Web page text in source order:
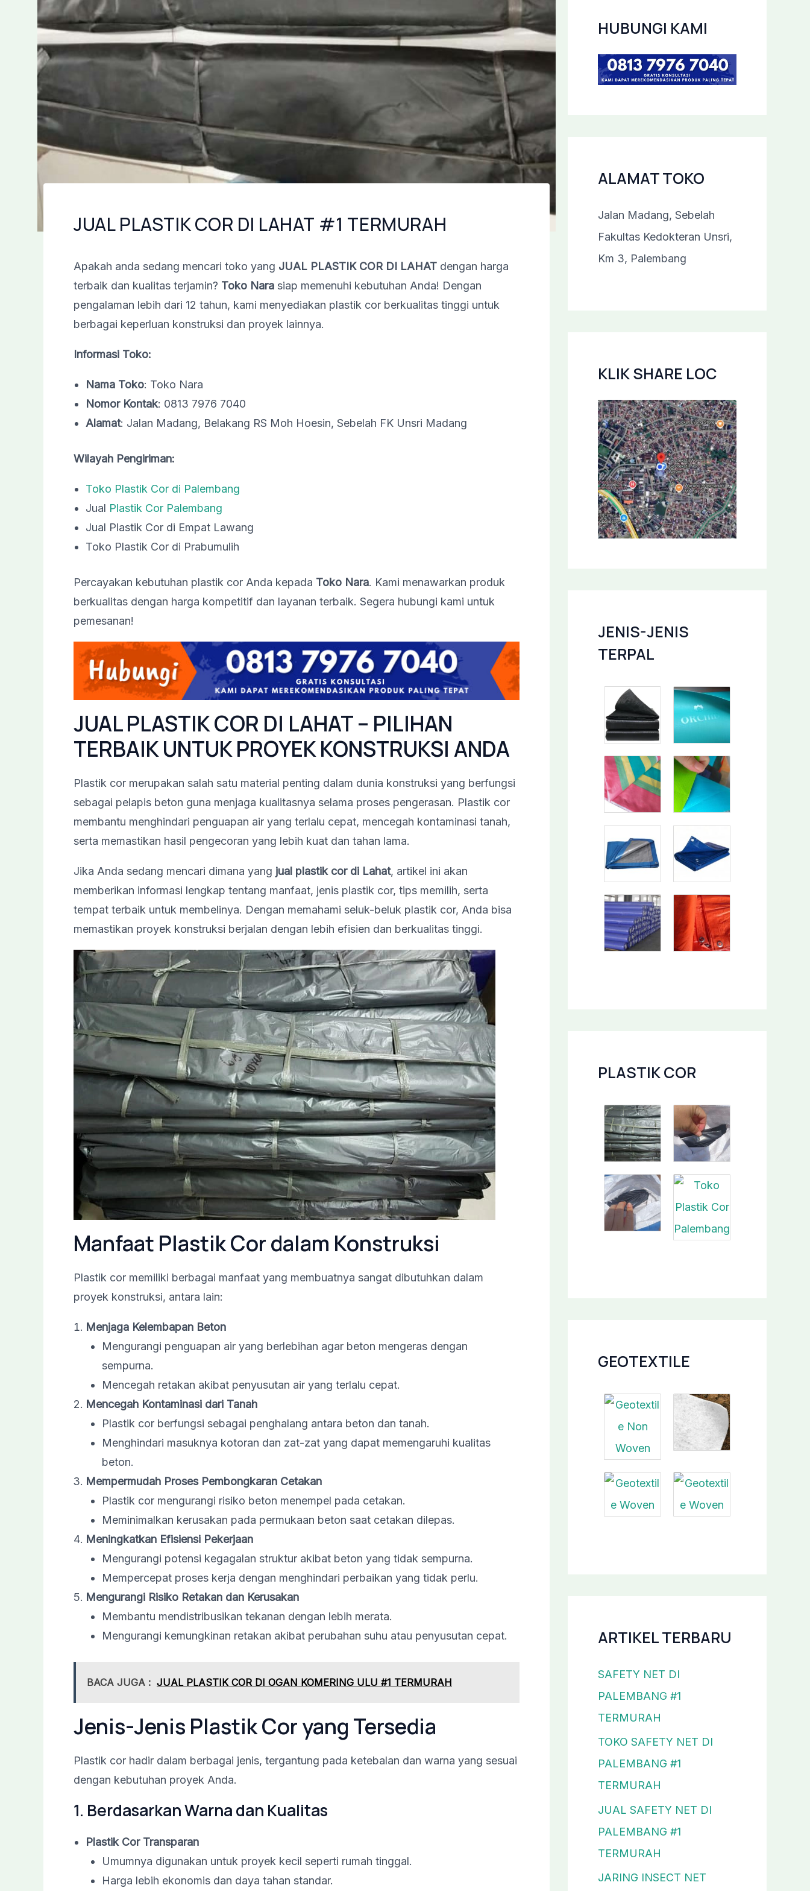
JUAL PLASTIK COR DI LAHAT #1 TERMURAH
Apakah anda sedang mencari toko yang JUAL PLASTIK COR DI LAHAT dengan harga
terbaik dan kualitas terjamin? Toko Nara siap memenuhi kebutuhan Anda! Dengan
pengalaman lebih dari 12 tahun, kami menyediakan plastik cor berkualitas tinggi untuk
berbagai keperluan konstruksi dan proyek lainnya.
Informasi Toko:
Nama Toko: Toko Nara
Nomor Kontak: 0813 7976 7040
Alamat: Jalan Madang, Belakang RS Moh Hoesin, Sebelah FK Unsri Madang
Wilayah Pengiriman:
Toko Plastik Cor di Palembang
Jual Plastik Cor Palembang
Jual Plastik Cor di Empat Lawang
Toko Plastik Cor di Prabumulih
Percayakan kebutuhan plastik cor Anda kepada Toko Nara. Kami menawarkan produk
berkualitas dengan harga kompetitif dan layanan terbaik. Segera hubungi kami untuk
pemesanan!
JUAL PLASTIK COR DI LAHAT – PILIHAN
TERBAIK UNTUK PROYEK KONSTRUKSI ANDA
Plastik cor merupakan salah satu material penting dalam dunia konstruksi yang berfungsi
sebagai pelapis beton guna menjaga kualitasnya selama proses pengerasan. Plastik cor
membantu menghindari penguapan air yang terlalu cepat, mencegah kontaminasi tanah,
serta memastikan hasil pengecoran yang lebih kuat dan tahan lama.
Jika Anda sedang mencari dimana yang jual plastik cor di Lahat, artikel ini akan
memberikan informasi lengkap tentang manfaat, jenis plastik cor, tips memilih, serta
tempat terbaik untuk membelinya. Dengan memahami seluk-beluk plastik cor, Anda bisa
memastikan proyek konstruksi berjalan dengan lebih efisien dan berkualitas tinggi.
Manfaat Plastik Cor dalam Konstruksi
Plastik cor memiliki berbagai manfaat yang membuatnya sangat dibutuhkan dalam
proyek konstruksi, antara lain:
Menjaga Kelembapan Beton
Mengurangi penguapan air yang berlebihan agar beton mengeras dengan
sempurna.
Mencegah retakan akibat penyusutan air yang terlalu cepat.
Mencegah Kontaminasi dari Tanah
Plastik cor berfungsi sebagai penghalang antara beton dan tanah.
Menghindari masuknya kotoran dan zat-zat yang dapat memengaruhi kualitas
beton.
Mempermudah Proses Pembongkaran Cetakan
Plastik cor mengurangi risiko beton menempel pada cetakan.
Meminimalkan kerusakan pada permukaan beton saat cetakan dilepas.
Meningkatkan Efisiensi Pekerjaan
Mengurangi potensi kegagalan struktur akibat beton yang tidak sempurna.
Mempercepat proses kerja dengan menghindari perbaikan yang tidak perlu.
Mengurangi Risiko Retakan dan Kerusakan
Membantu mendistribusikan tekanan dengan lebih merata.
Mengurangi kemungkinan retakan akibat perubahan suhu atau penyusutan cepat.
BACA JUGA : JUAL PLASTIK COR DI OGAN KOMERING ULU #1 TERMURAH
Jenis-Jenis Plastik Cor yang Tersedia
Plastik cor hadir dalam berbagai jenis, tergantung pada ketebalan dan warna yang sesuai
dengan kebutuhan proyek Anda.
1. Berdasarkan Warna dan Kualitas
Plastik Cor Transparan
Umumnya digunakan untuk proyek kecil seperti rumah tinggal.
Harga lebih ekonomis dan daya tahan standar.
HUBUNGI KAMI
ALAMAT TOKO
Jalan Madang, Sebelah
Fakultas Kedokteran Unsri,
Km 3, Palembang
KLIK SHARE LOC
JENIS-JENIS
TERPAL
PLASTIK COR
GEOTEXTILE
ARTIKEL TERBARU
SAFETY NET DI
PALEMBANG #1
TERMURAH
TOKO SAFETY NET DI
PALEMBANG #1
TERMURAH
JUAL SAFETY NET DI
PALEMBANG #1
TERMURAH
JARING INSECT NET